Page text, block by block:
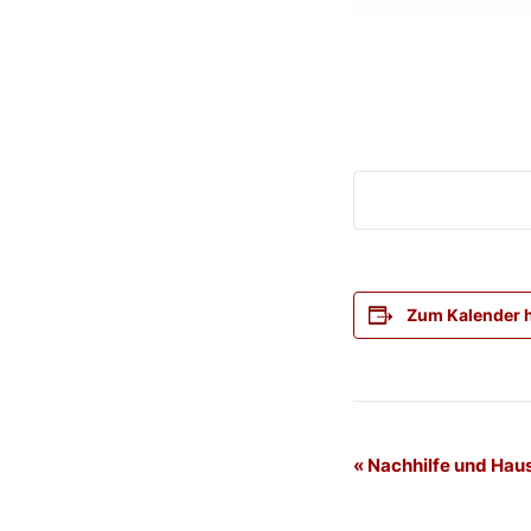
Zum Kalender
«Nachhilfe und